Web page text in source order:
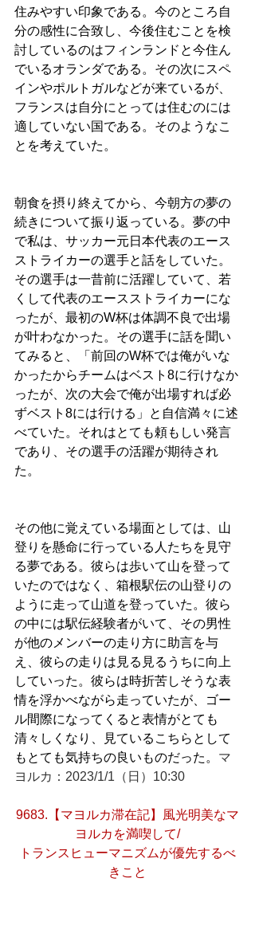
住みやすい印象である。今のところ自
分の感性に合致し、今後住むことを検
討しているのはフィンランドと今住ん
でいるオランダである。その次にスペ
インやポルトガルなどが来ているが、
フランスは自分にとっては住むのには
適していない国である。そのようなこ
とを考えていた。
朝食を摂り終えてから、今朝方の夢の
続きについて振り返っている。夢の中
で私は、サッカー元日本代表のエース
ストライカーの選手と話をしていた。
その選手は一昔前に活躍していて、若
くして代表のエースストライカーにな
ったが、最初のW杯は体調不良で出場
が叶わなかった。その選手に話を聞い
てみると、「前回のW杯では俺がいな
かったからチームはベスト8に行けなか
ったが、次の大会で俺が出場すれば必
ずベスト8には行ける」と自信満々に述
べていた。それはとても頼もしい発言
であり、その選手の活躍が期待され
た。
その他に覚えている場面としては、山
登りを懸命に行っている人たちを見守
る夢である。彼らは歩いて山を登って
いたのではなく、箱根駅伝の山登りの
ように走って山道を登っていた。彼ら
の中には駅伝経験者がいて、その男性
が他のメンバーの走り方に助言を与
え、彼らの走りは見る見るうちに向上
していった。彼らは時折苦しそうな表
情を浮かべながら走っていたが、ゴー
ル間際になってくると表情がとても
清々しくなり、見ているこちらとして
もとても気持ちの良いものだった。 マ
ヨルカ：2023/1/1（日）10:30
9683.【マヨルカ滞在記】風光明美なマ
ヨルカを満喫して/
トランスヒューマニズムが優先するべ
きこと